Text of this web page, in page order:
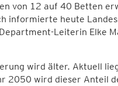
von 12 auf 40 Betten
informierte heute
Leiterin Elke
wird älter. Aktuell
2050 wird dieser Anteil